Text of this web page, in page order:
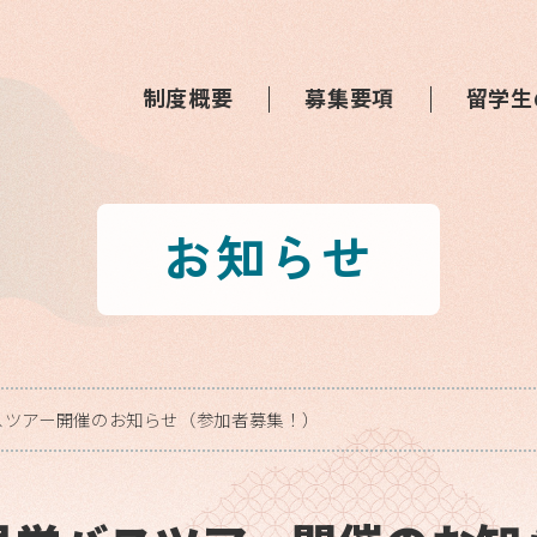
制度概要 募集要項 留学
お知らせ
アー開催のお知らせ（参加者募集！）